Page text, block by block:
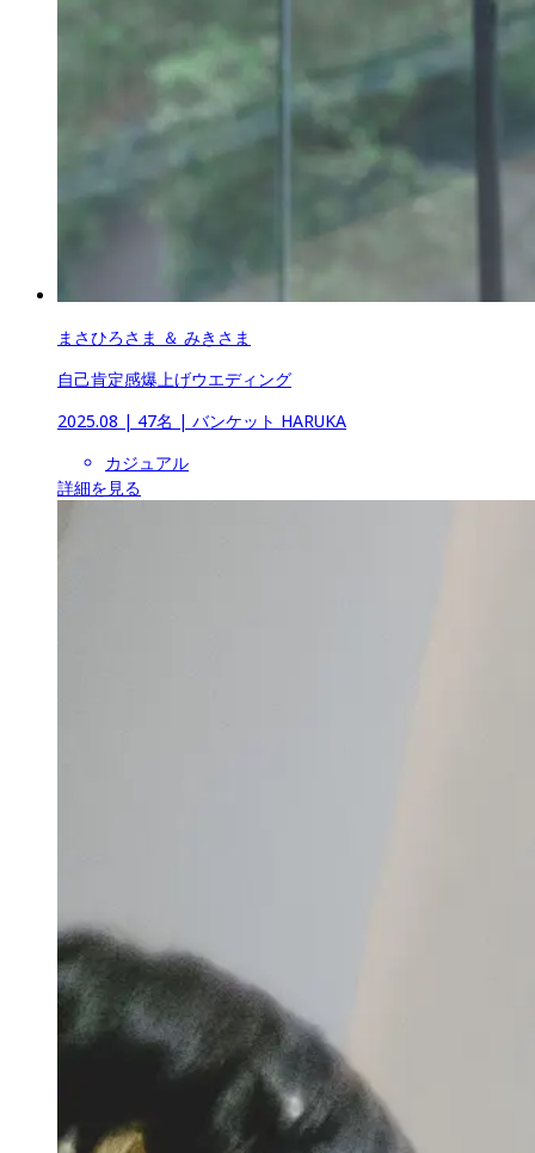
まさひろさま ＆ みきさま
自己肯定感爆上げウエディング
2025.08 | 47名 | バンケット HARUKA
カジュアル
詳細を見る